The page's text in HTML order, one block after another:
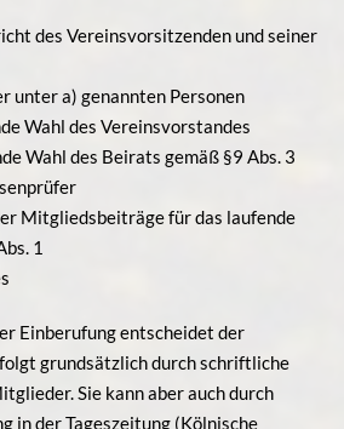
des Vereinsvorsitzenden und seiner
unter a) genannten Personen
Wahl des Vereinsvorstandes
Wahl des Beirats gemäß §9 Abs. 3
Mitgliedsbeiträge für das laufende
1
Einberufung entscheidet der
grundsätzlich durch schriftliche
Sie kann aber auch durch
in der Tageszeitung (Kölnische